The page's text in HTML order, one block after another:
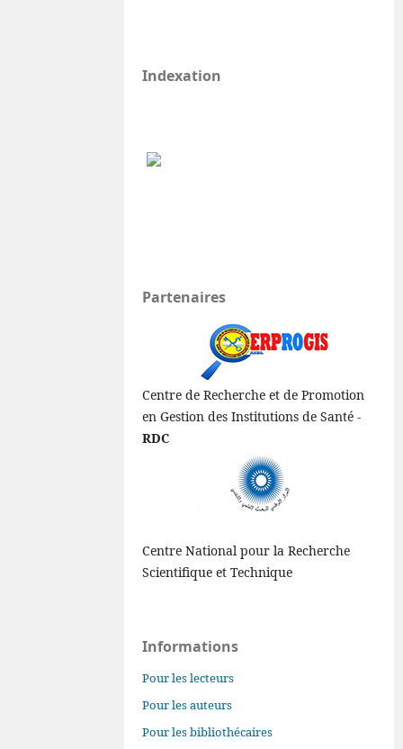
Indexation
Partenaires
Centre de Recherche et de Promotion
en Gestion des Institutions de Santé -
RDC
Centre National pour la Recherche
Scientifique et Technique
Informations
Pour les lecteurs
Pour les auteurs
Pour les bibliothécaires